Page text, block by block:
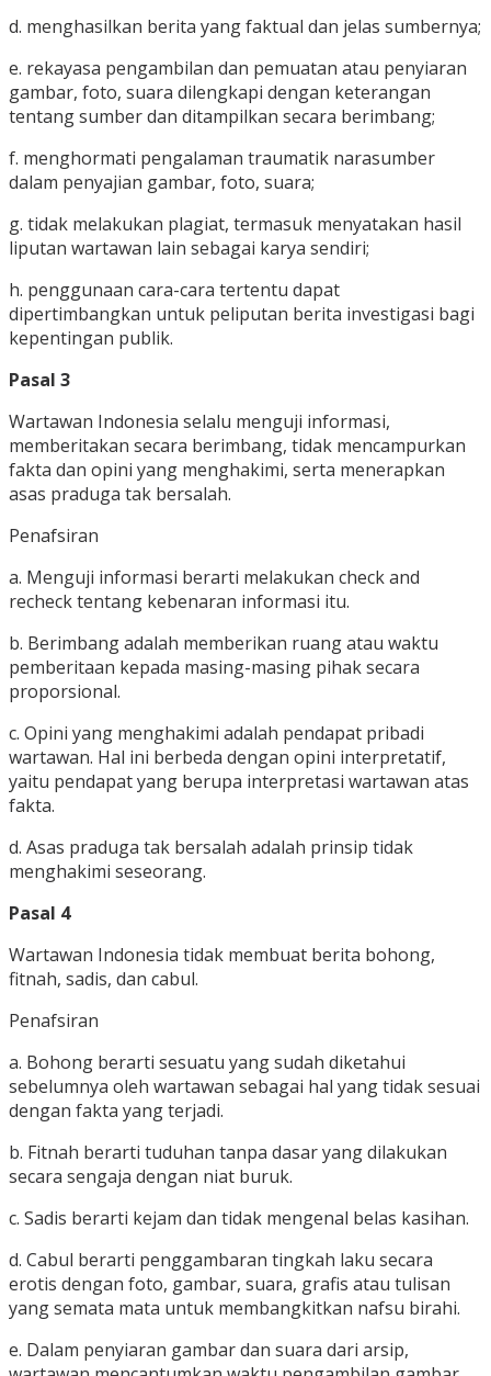
d. menghasilkan berita yang faktual dan jelas sumbernya;
e. rekayasa pengambilan dan pemuatan atau penyiaran
gambar, foto, suara dilengkapi dengan keterangan
tentang sumber dan ditampilkan secara berimbang;
f. menghormati pengalaman traumatik narasumber
dalam penyajian gambar, foto, suara;
g. tidak melakukan plagiat, termasuk menyatakan hasil
liputan wartawan lain sebagai karya sendiri;
h. penggunaan cara-cara tertentu dapat
dipertimbangkan untuk peliputan berita investigasi bagi
kepentingan publik.
Pasal 3
Wartawan Indonesia selalu menguji informasi,
memberitakan secara berimbang, tidak mencampurkan
fakta dan opini yang menghakimi, serta menerapkan
asas praduga tak bersalah.
Penafsiran
a. Menguji informasi berarti melakukan check and
recheck tentang kebenaran informasi itu.
b. Berimbang adalah memberikan ruang atau waktu
pemberitaan kepada masing-masing pihak secara
proporsional.
c. Opini yang menghakimi adalah pendapat pribadi
wartawan. Hal ini berbeda dengan opini interpretatif,
yaitu pendapat yang berupa interpretasi wartawan atas
fakta.
d. Asas praduga tak bersalah adalah prinsip tidak
menghakimi seseorang.
Pasal 4
Wartawan Indonesia tidak membuat berita bohong,
fitnah, sadis, dan cabul.
Penafsiran
a. Bohong berarti sesuatu yang sudah diketahui
sebelumnya oleh wartawan sebagai hal yang tidak sesuai
dengan fakta yang terjadi.
b. Fitnah berarti tuduhan tanpa dasar yang dilakukan
secara sengaja dengan niat buruk.
c. Sadis berarti kejam dan tidak mengenal belas kasihan.
d. Cabul berarti penggambaran tingkah laku secara
erotis dengan foto, gambar, suara, grafis atau tulisan
yang semata mata untuk membangkitkan nafsu birahi.
e. Dalam penyiaran gambar dan suara dari arsip,